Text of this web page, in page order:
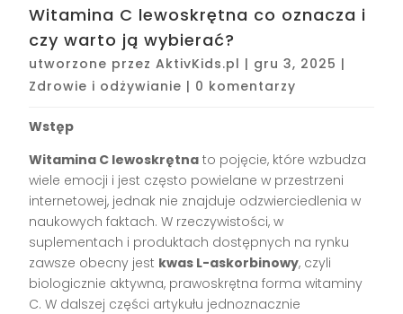
Witamina C lewoskrętna co oznacza i
czy warto ją wybierać?
utworzone przezAktivKids.pl | gru 3, 2025 |
Zdrowie i odżywianie | 0 komentarzy
Wstęp
Witamina C lewoskrętna to pojęcie, które wzbudza
wiele emocji i jest często powielane w przestrzeni
internetowej, jednak nie znajduje odzwierciedlenia w
naukowych faktach. W rzeczywistości, w
suplementach i produktach dostępnych na rynku
zawsze obecny jest kwas L-askorbinowy, czyli
biologicznie aktywna, prawoskrętna forma witaminy
C. W dalszej części artykułu jednoznacznie